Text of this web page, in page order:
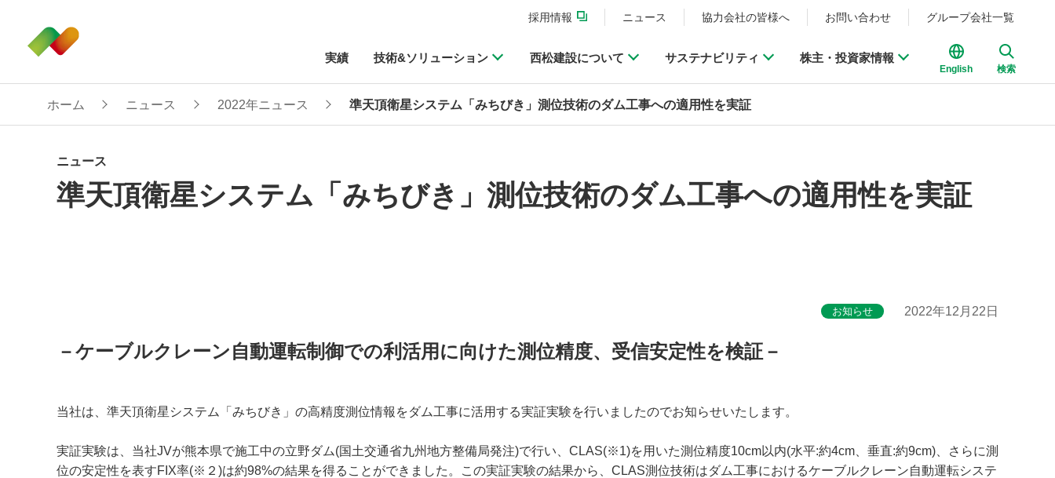
採用情報 ニュース 協力会社の皆様へ お問い合わせ グループ会社一覧
実績 技術&ソリューション 西松建設について サステナビリティ 株主・投資家情報
English 検索
ホーム ニュース 2022年ニュース 準天頂衛星システム「みちびき」測位技術のダム工事への適用性を実証
ニュース
準天頂衛星システム「みちびき」測位技術のダム工事への適用性を実証
お知らせ 2022年12月22日
－ケーブルクレーン自動運転制御での利活用に向けた測位精度、受信安定性を検証－
当社は、準天頂衛星システム「みちびき」の高精度測位情報をダム工事に活用する実証実験を行いましたのでお知らせいたします。
実証実験は、当社JVが熊本県で施工中の立野ダム(国土交通省九州地方整備局発注)で行い、CLAS(※1)を用いた測位精度10cm以内(水平:約4cm、垂直:約9cm)、さらに測
位の安定性を表すFIX率(※２)は約98%の結果を得ることができました。この実証実験の結果から、CLAS測位技術はダム工事におけるケーブルクレーン自動運転システ